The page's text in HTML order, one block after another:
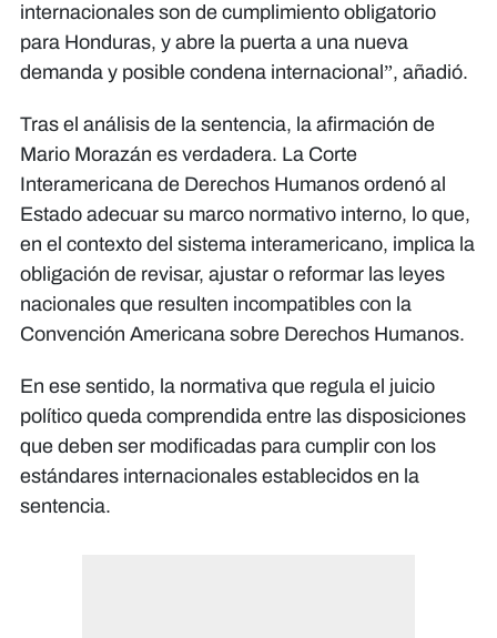
internacionales son de cumplimiento obligatorio
para Honduras, y abre la puerta a una nueva
demanda y posible condena internacional”, añadió.
Tras el análisis de la sentencia, la afirmación de
Mario Morazán es verdadera. La Corte
Interamericana de Derechos Humanos ordenó al
Estado adecuar su marco normativo interno, lo que,
en el contexto del sistema interamericano, implica la
obligación de revisar, ajustar o reformar las leyes
nacionales que resulten incompatibles con la
Convención Americana sobre Derechos Humanos.
En ese sentido, la normativa que regula el juicio
político queda comprendida entre las disposiciones
que deben ser modificadas para cumplir con los
estándares internacionales establecidos en la
sentencia.